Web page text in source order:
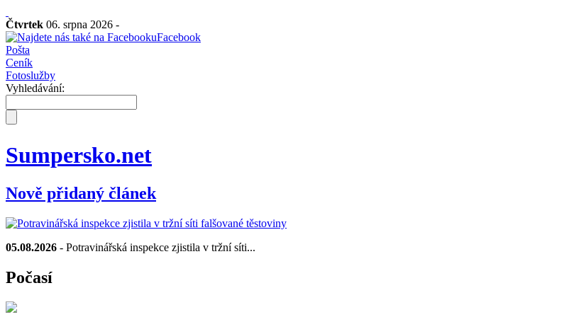
Čtvrtek 06. srpna 2026 -
Facebook
Pošta
Ceník
Fotoslužby
Vyhledávání:
Sumpersko.net
Nově přidaný článek
05.08.2026 - Potravinářská inspekce zjistila v tržní síti...
Počasí